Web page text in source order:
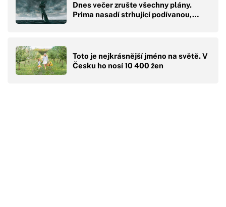
Dnes večer zrušte všechny plány.
Prima nasadí strhující podívanou,…
Toto je nejkrásnější jméno na světě. V
Česku ho nosí 10 400 žen